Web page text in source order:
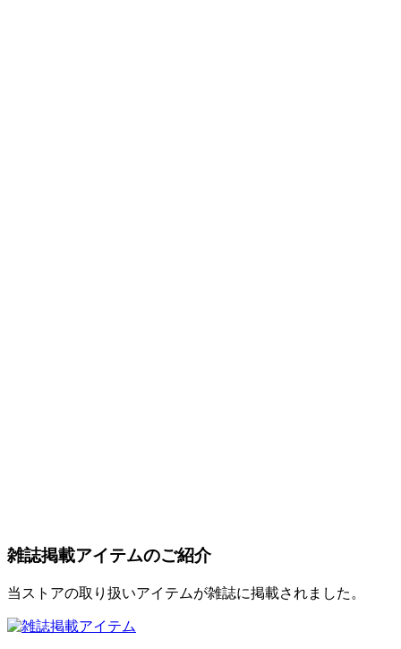
雑誌掲載アイテムのご紹介
当ストアの取り扱いアイテムが雑誌に掲載されました。